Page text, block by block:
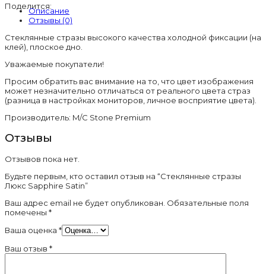
Sapphire
Satin
Поделится:
Описание
Отзывы (0)
Стеклянные стразы высокого качества холодной фиксации (на
клей), плоское дно.
Уважаемые покупатели!
Просим обратить вас внимание на то, что цвет изображения
может незначительно отличаться от реального цвета страз
(разница в настройках мониторов, личное восприятие цвета).
Производитель: M/C Stone Premium
Отзывы
Отзывов пока нет.
Будьте первым, кто оставил отзыв на “Стеклянные стразы
Люкс Sapphire Satin”
Ваш адрес email не будет опубликован. Обязательные поля
помечены *
Ваша оценка *
Ваш отзыв *